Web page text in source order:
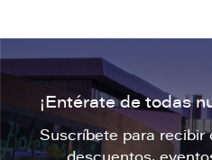
¡Entérate de todas
Suscríbete para recibir